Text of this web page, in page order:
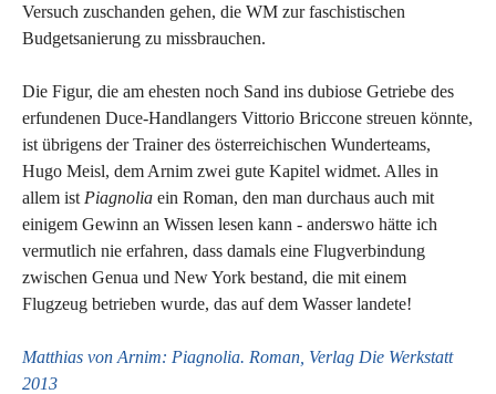
Versuch zuschanden gehen, die WM zur faschistischen
Budgetsanierung zu missbrauchen.
Die Figur, die am ehesten noch Sand ins dubiose Getriebe des
erfundenen Duce-Handlangers Vittorio Briccone streuen könnte,
ist übrigens der Trainer des österreichischen Wunderteams,
Hugo Meisl, dem Arnim zwei gute Kapitel widmet. Alles in
allem ist Piagnolia ein Roman, den man durchaus auch mit
einigem Gewinn an Wissen lesen kann - anderswo hätte ich
vermutlich nie erfahren, dass damals eine Flugverbindung
zwischen Genua und New York bestand, die mit einem
Flugzeug betrieben wurde, das auf dem Wasser landete!
Matthias von Arnim: Piagnolia. Roman, Verlag Die Werkstatt
2013